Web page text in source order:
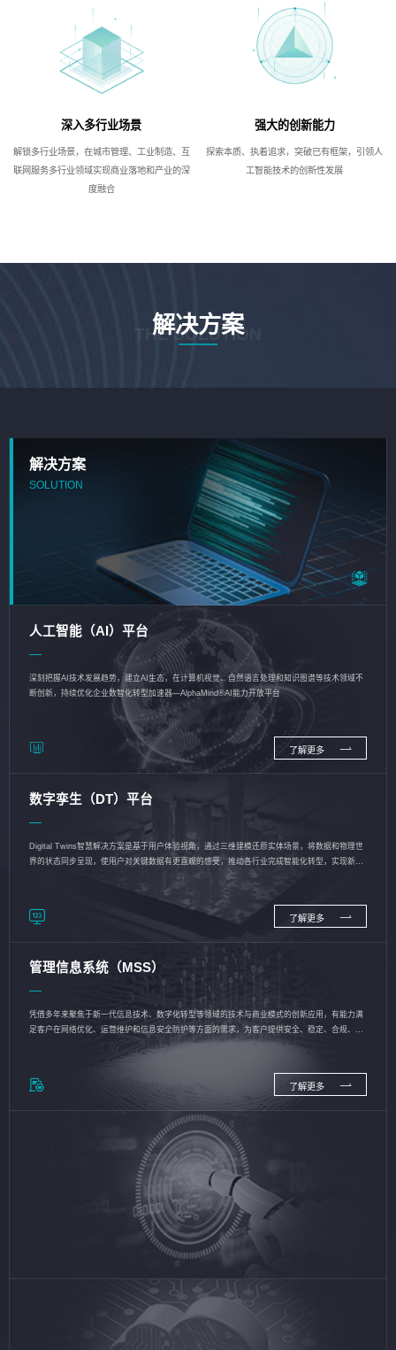
深入多行业场景
解锁多行业场景，在城市管理、工业制造、互
联网服务多行业领域实现商业落地和产业的深
度融合
强大的创新能力
探索本质、执着追求，突破已有框架，引领人
工智能技术的创新性发展
解决方案
THE SOLUTION
解决方案
SOLUTION
人工智能（AI）平台
深刻把握AI技术发展趋势，建立AI生态，在计算机视觉、自然语言处理和知识图谱等技术领域不
断创新，持续优化企业数智化转型加速器—AlphaMind®AI能力开放平台
了解更多
数字孪生（DT）平台
Digital Twins智慧解决方案是基于用户体验视角，通过三维建模还原实体场景，将数据和物理世
界的状态同步呈现，使用户对关键数据有更直观的感受，推动各行业完成智能化转型，实现新旧
了解更多
管理信息系统（MSS）
凭借多年来聚焦于新一代信息技术、数字化转型等领域的技术与商业模式的创新应用，有能力满
足客户在网络优化、运营维护和信息安全防护等方面的需求，为客户提供安全、稳定、合规、持
了解更多